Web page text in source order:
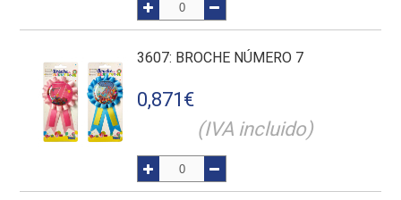
3607: BROCHE NÚMERO 7
0,871 €
(IVA incluido)